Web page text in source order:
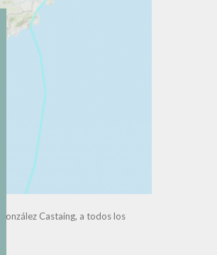
Castaing, a todos los